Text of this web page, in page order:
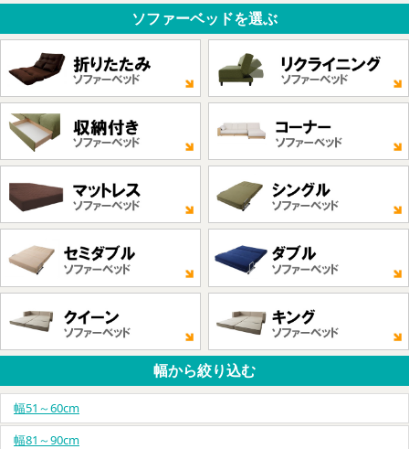
ソファーベッドを選ぶ
幅から絞り込む
幅51～60cm
幅81～90cm